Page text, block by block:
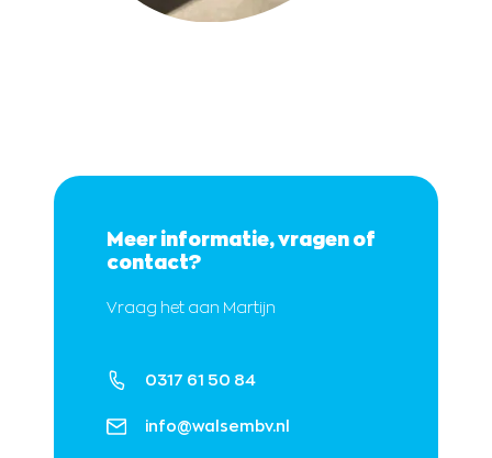
Meer informatie, vragen of
contact?
Vraag het aan Martijn
0317 61 50 84
info@walsembv.nl